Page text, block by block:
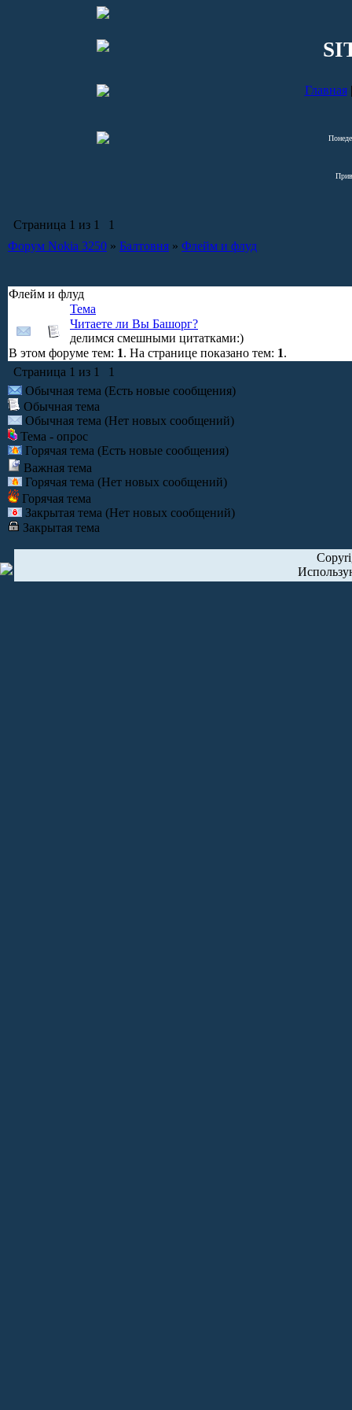
Главная
Страница 1 из 1
1
Форум Nokia 3250 » Балтовня » Флейм и флуд
Флейм и флуд
Тема
Читаете ли Вы Башорг?
делимся смешными цитатками:)
В этом форуме тем: 1. На странице показано тем: 1.
Страница 1 из 1
1
Обычная тема (Есть новые сообщения)
Обычная тема
Обычная тема (Нет новых сообщений)
Тема - опрос
Горячая тема (Есть новые сообщения)
Важная тема
Горячая тема (Нет новых сообщений)
Горячая тема
Закрытая тема (Нет новых сообщений)
Закрытая тема